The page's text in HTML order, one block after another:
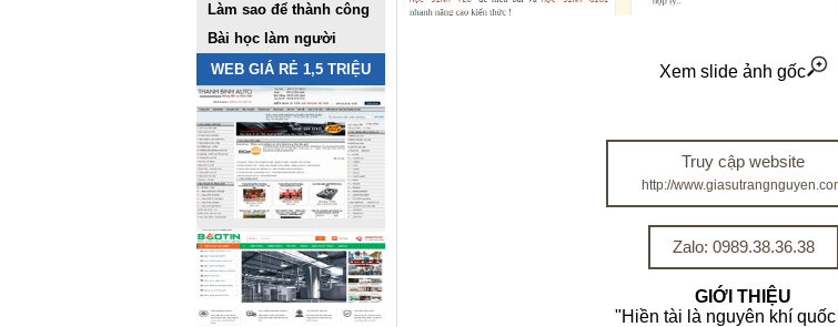
Làm sao để thành công
Bài học làm người
WEB GIÁ RẺ 1,5 TRIỆU
Xem slide ảnh gốc
Truy cập website
http://
Zalo: 0989.38.36.38
GIỚI THIỆU
"Hiền tài là nguyên khí